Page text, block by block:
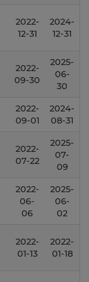
2022-
12-31
2024-
12-31
2022-
09-30
2025-
06-
30
2022-
09-01
2024-
08-31
2022-
07-22
2025-
07-
09
2022-
06-
06
2025-
06-
02
2022-
01-13
2022-
01-18